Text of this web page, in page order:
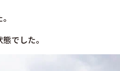
でした。